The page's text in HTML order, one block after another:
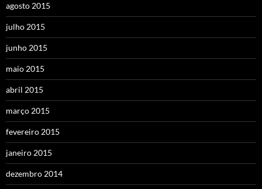
agosto 2015
julho 2015
junho 2015
maio 2015
abril 2015
março 2015
fevereiro 2015
janeiro 2015
dezembro 2014